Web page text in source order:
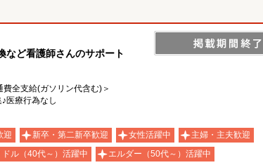
ど看護師さんのサポート
全支給(ガソリン代含む)＞
医療行為なし
迎 新卒・第二新卒歓迎 女性活躍中
主婦・主夫歓迎
ドル（40代～）活躍中
エルダー（50代～）活躍中